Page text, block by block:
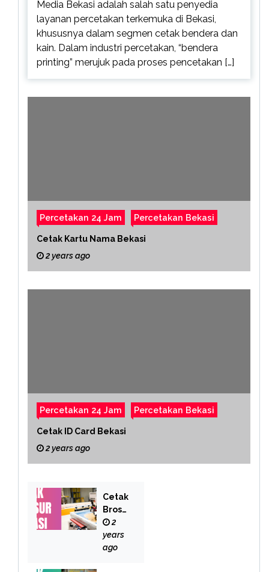
Media Bekasi adalah salah satu penyedia
layanan percetakan terkemuka di Bekasi,
khususnya dalam segmen cetak bendera dan
kain. Dalam industri percetakan, “bendera
printing” merujuk pada proses pencetakan […]
Percetakan 24 Jam Percetakan Bekasi
Cetak Kartu Nama Bekasi
2 years ago
Percetakan 24 Jam Percetakan Bekasi
Cetak ID Card Bekasi
2 years ago
Cetak
Brosu
r
Bekas
i
2
years
ago